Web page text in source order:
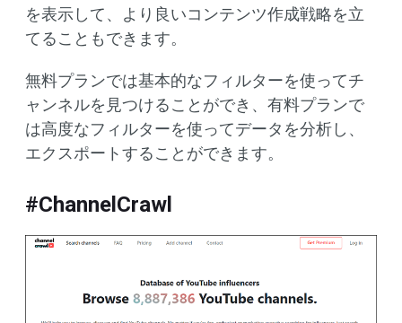
を表示して、より良いコンテンツ作成戦略を立
てることもできます。
無料プランでは基本的なフィルターを使ってチ
ャンネルを見つけることができ、有料プランで
は高度なフィルターを使ってデータを分析し、
エクスポートすることができます。
#ChannelCrawl